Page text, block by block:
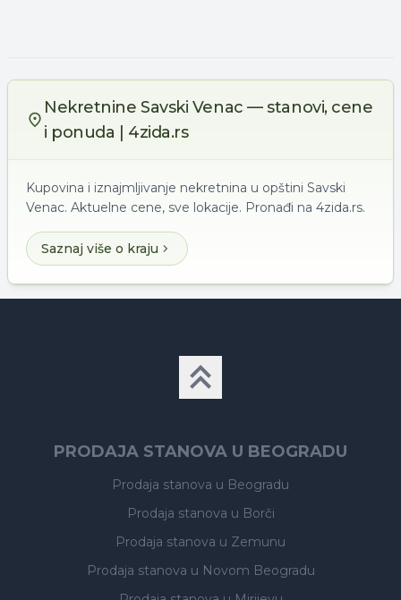
Nekretnine Savski Venac — stanovi, cene
i ponuda | 4zida.rs
Kupovina i iznajmljivanje nekretnina u opštini Savski
Venac. Aktuelne cene, sve lokacije. Pronađi na 4zida.rs.
Saznaj više o kraju
PRODAJA STANOVA U BEOGRADU
Prodaja stanova u Beogradu
Prodaja stanova u Borči
Prodaja stanova u Zemunu
Prodaja stanova u Novom Beogradu